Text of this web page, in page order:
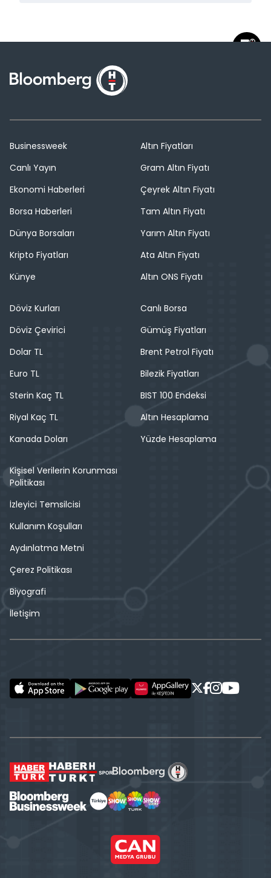
Businessweek
Canlı Yayın
Ekonomi Haberleri
Borsa Haberleri
Dünya Borsaları
Kripto Fiyatları
Künye
Altın Fiyatları
Gram Altın Fiyatı
Çeyrek Altın Fiyatı
Tam Altın Fiyatı
Yarım Altın Fiyatı
Ata Altın Fiyatı
Altın ONS Fiyatı
Döviz Kurları
Döviz Çevirici
Dolar TL
Euro TL
Sterin Kaç TL
Riyal Kaç TL
Kanada Doları
Canlı Borsa
Gümüş Fiyatları
Brent Petrol Fiyatı
Bilezik Fiyatları
BIST 100 Endeksi
Altın Hesaplama
Yüzde Hesaplama
Kişisel Verilerin Korunması
Politikası
İzleyici Temsilcisi
Kullanım Koşulları
Aydınlatma Metni
Çerez Politikası
Biyografi
İletişim